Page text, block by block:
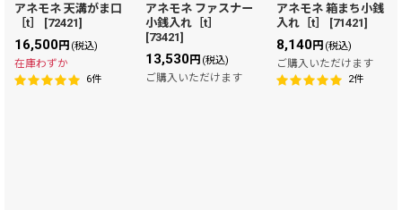
絞り込む
アネモネ 天溝がま口
［t］
[72421]
16,500円 (税込)
在庫わずか
6件
アネモネ ファスナー
小銭入れ［t］
[73421]
13,530円 (税込)
ご購入いただけます
アネモネ 箱まち小銭
入れ［t］
[71421]
8,140円 (税込)
ご購入いただけます
2件